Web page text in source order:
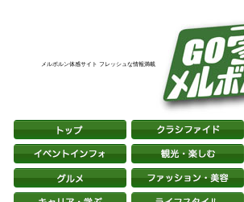
メルボルン体感サイト フレッシュな情報満載